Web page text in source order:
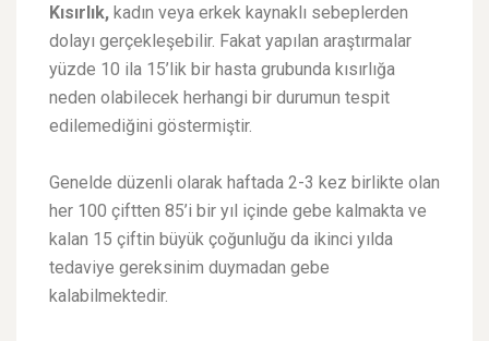
Kısırlık, kadın veya erkek kaynaklı sebeplerden
dolayı gerçekleşebilir. Fakat yapılan araştırmalar
yüzde 10 ila 15’lik bir hasta grubunda kısırlığa
neden olabilecek herhangi bir durumun tespit
edilemediğini göstermiştir.
Genelde düzenli olarak haftada 2-3 kez birlikte olan
her 100 çiftten 85’i bir yıl içinde gebe kalmakta ve
kalan 15 çiftin büyük çoğunluğu da ikinci yılda
tedaviye gereksinim duymadan gebe
kalabilmektedir.